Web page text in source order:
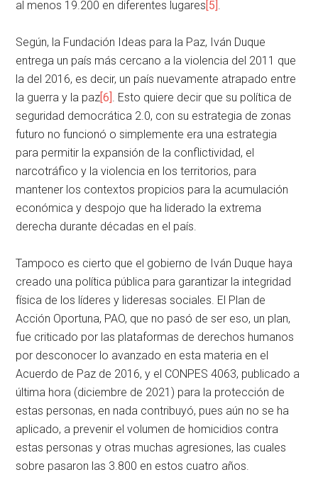
al menos 19.200 en diferentes lugares [5] .
Según, la Fundación Ideas para la Paz, Iván Duque
entrega un país más cercano a la violencia del 2011 que
la del 2016, es decir, un país nuevamente atrapado entre
la guerra y la paz [6] . Esto quiere decir que su política de
seguridad democrática 2.0, con su estrategia de zonas
futuro no funcionó o simplemente era una estrategia
para permitir la expansión de la conflictividad, el
narcotráfico y la violencia en los territorios, para
mantener los contextos propicios para la acumulación
económica y despojo que ha liderado la extrema
derecha durante décadas en el país.
Tampoco es cierto que el gobierno de Iván Duque haya
creado una política pública para garantizar la integridad
física de los líderes y lideresas sociales. El Plan de
Acción Oportuna, PAO, que no pasó de ser eso, un plan,
fue criticado por las plataformas de derechos humanos
por desconocer lo avanzado en esta materia en el
Acuerdo de Paz de 2016, y el CONPES 4063, publicado a
última hora (diciembre de 2021) para la protección de
estas personas, en nada contribuyó, pues aún no se ha
aplicado, a prevenir el volumen de homicidios contra
estas personas y otras muchas agresiones, las cuales
sobre pasaron las 3.800 en estos cuatro años.